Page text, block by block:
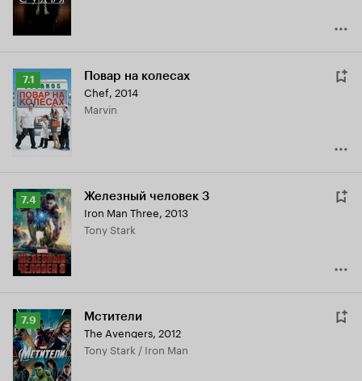
Рейтинг
Кинопоиска
7.1
7.1 Повар на колесах
Chef, 2014
Marvin
Рейтинг
Кинопоиска
7.4
7.4 Железный человек 3
Iron Man Three, 2013
Tony Stark
Рейтинг
Кинопоиска
7.9
7.9 Мстители
The Avengers, 2012
Tony Stark / Iron Man